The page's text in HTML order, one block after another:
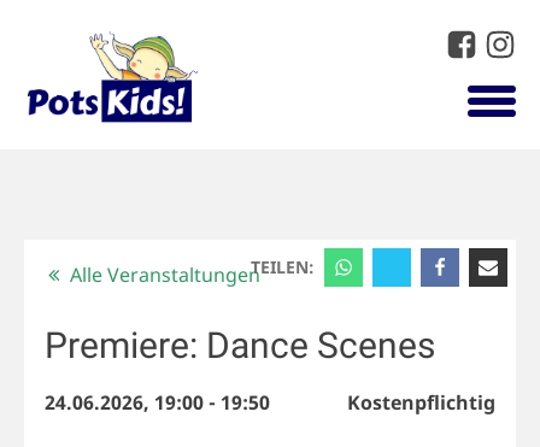
TEILEN:
Alle Veranstaltungen
Premiere: Dance Scenes
24.06.2026, 19:00- 19:50 Kostenpflichtig